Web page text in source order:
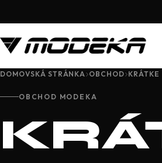
DOMOVSKÁ STRÁNKA OBCHOD KRÁTKE
OBCHOD MODEKA